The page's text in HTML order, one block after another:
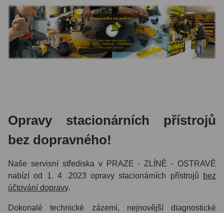
Opravy stacionárních přístrojů
bez dopravného!
Naše servisní střediska v PRAZE - ZLÍNĚ - OSTRAVĚ
nabízí od 1. 4 .2023 opravy stacionárních přístrojů
bez
účtování dopravy.
Dokonalé technické zázemí, nejnovější diagnostické